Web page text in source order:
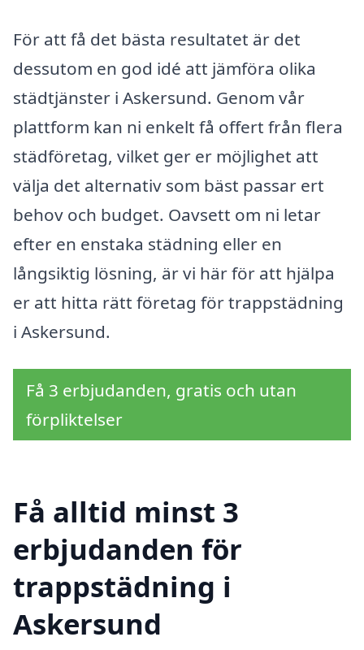
För att få det bästa resultatet är det
dessutom en god idé att jämföra olika
städtjänster i Askersund. Genom vår
plattform kan ni enkelt få offert från flera
städföretag, vilket ger er möjlighet att
välja det alternativ som bäst passar ert
behov och budget. Oavsett om ni letar
efter en enstaka städning eller en
långsiktig lösning, är vi här för att hjälpa
er att hitta rätt företag för trappstädning
i Askersund.
Få 3 erbjudanden, gratis och utan
förpliktelser
Få alltid minst 3
erbjudanden för
trappstädning i
Askersund